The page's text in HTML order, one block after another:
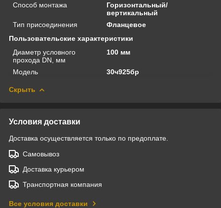
Способ монтажа
Горизонтальный/
вертикальный
Тип присоединения
Фланцевое
Пользовательские характеристики
Диаметр условного
прохода DN, мм
100 мм
Модель 30ч925бр
Скрыть
Условия доставки
Доставка осуществляется только по предоплате.
Самовывоз
Доставка курьером
Транспортная компания
Все условия доставки